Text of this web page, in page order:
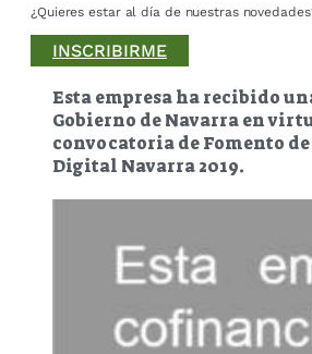
¿Quieres estar al día de nuestras
INSCRIBIRME
Esta empresa ha recibido
Gobierno de Navarra en
convocatoria de Fomento
Digital Navarra 2019.